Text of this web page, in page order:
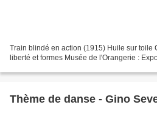
Train blindé en action (1915) Huile sur toile
liberté et formes Musée de l'Orangerie :
Thème de danse - Gino